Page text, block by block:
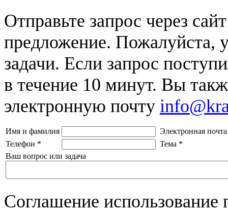
Отправьте запрос через
предложение. Пожалуйста,
задачи. Если запрос
в течение 10 минут. Вы
электронную почту
Имя и фамилия
Электронная почта
Телефон * Тема *
Ваш вопрос или задача
Соглашение